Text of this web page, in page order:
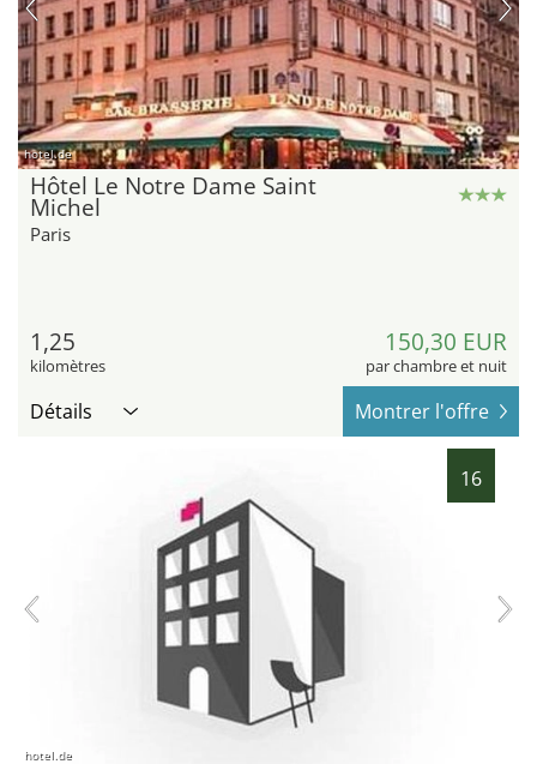
hotel.de
Hôtel Le Notre Dame Saint
Michel
Paris
1,25
kilomètres
150,30 EUR
par chambre et nuit
Détails Montrer l'offre
16
hotel.de